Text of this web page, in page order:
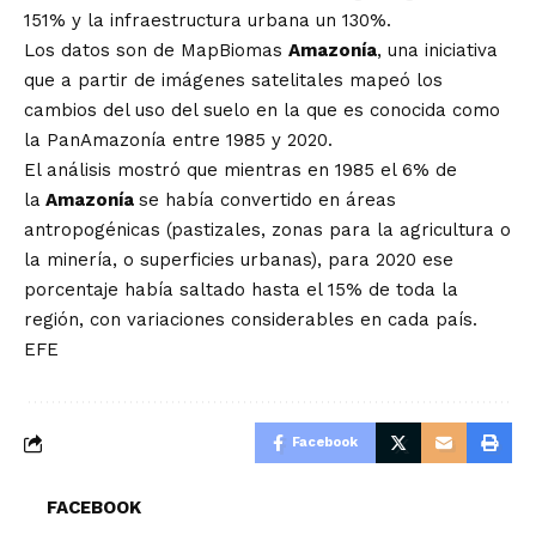
151% y la infraestructura urbana un 130%.
Los datos son de MapBiomas Amazonía, una iniciativa
que a partir de imágenes satelitales mapeó los
cambios del uso del suelo en la que es conocida como
la PanAmazonía entre 1985 y 2020.
El análisis mostró que mientras en 1985 el 6% de
la Amazonía se había convertido en áreas
antropogénicas (pastizales, zonas para la agricultura o
la minería, o superficies urbanas), para 2020 ese
porcentaje había saltado hasta el 15% de toda la
región, con variaciones considerables en cada país.
EFE
Facebook
FACEBOOK